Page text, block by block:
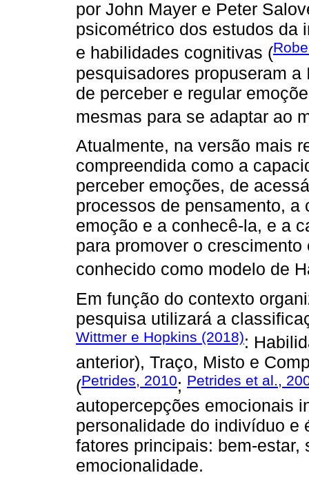
por John Mayer e Peter
psicométrico dos estudos da
e habilidades cognitivas (
pesquisadores propuseram
de perceber e regular
mesmas para se adaptar ao
Atualmente, na versão mais
compreendida como a
perceber emoções, de
processos de pensamento, a
emoção e a conhecê-la, e a
para promover o
conhecido como modelo de
Em função do contexto
pesquisa utilizará a
Wittmer e Hopkins (2018):
anterior), Traço, Misto e
(Petrides, 2010; Petrides et al.,
autopercepções emocionais
personalidade do indivíduo e
fatores principais: bem-
emocionalidade.